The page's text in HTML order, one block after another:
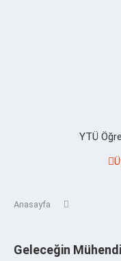
YTÜ
Anasayfa
Geleceğin